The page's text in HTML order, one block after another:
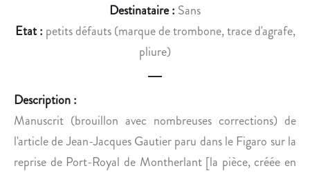
É
D
M
A
T
N
S
Destinataire : Sans
Etat : petits défauts (marque de trombone, trace d'agrafe,
pliure)
Description :
Manuscrit (brouillon avec nombreuses corrections) de
l'article de Jean-Jacques Gautier paru dans le Figaro sur la
reprise de Port-Royal de Montherlant [la pièce, créée en